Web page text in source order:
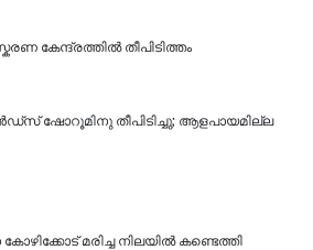
കേന്ദ്രത്തിൽ തീപിടിത്തം
ഷോറൂമിനു തീപിടിച്ചു; ആളപായമില്ല
മരിച്ച നിലയിൽ കണ്ടെത്തി